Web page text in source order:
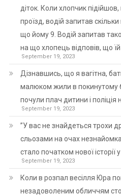
діток. Коли хлопчик
проїзд, водій запитав
що йому 9. Водій запитав
на що хлопець відповів, що
September 19, 2023
Дізнавшись, що я вагітна,
малюком жили в покинутому
почули плач дитини і поліція
September 19, 2023
”У вас не знайдеться трохи
сльозами на очах
стало початком нової історії
September 19, 2023
Коли в розпал весілля Юра
незадоволеним обличчям